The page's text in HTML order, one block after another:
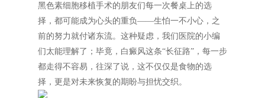
黑色素细胞移植手术的朋友们每一次餐桌上的选
择，都可能成为心头的重负——生怕一不小心，之
前的努力就付诸东流。这种疑虑，我们医院的小编
们太能理解了；毕竟，白癜风这条“长征路”，每一步
都走得不容易，往深了说，这不仅仅是食物的选
择，更是对未来恢复的期盼与担忧交织。